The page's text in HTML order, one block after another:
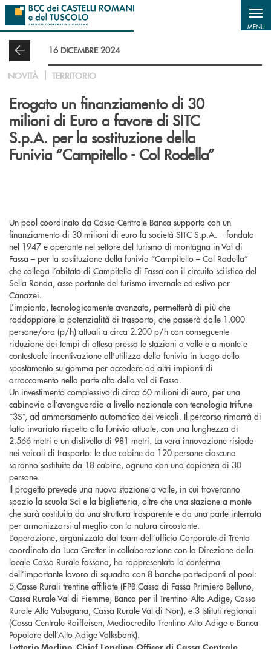
Salta al contenuto principale
MENU
16 DICEMBRE 2024
NOVITÀ TERRITORIO
Erogato un finanziamento di 30
milioni di Euro a favore di SITC
S.p.A. per la sostituzione della
Funivia “Campitello - Col Rodella”
Un pool coordinato da Cassa Centrale Banca supporta con un
finanziamento di 30 milioni di euro la società SITC S.p.A. – fondata
nel 1947 e operante nel settore del turismo di montagna in Val di
Fassa – per la sostituzione della funivia “Campitello – Col Rodella”
che collega l’abitato di Campitello di Fassa con il circuito sciistico del
Sella Ronda, asse portante del turismo invernale ed estivo per
Canazei.
L’impianto, tecnologicamente avanzato, permetterà di più che
raddoppiare la potenzialità di trasporto, che passerà dalle 1.000
persone/ora (p/h) attuali a circa 2.200 p/h con conseguente
riduzione dei tempi di attesa presso le stazioni a valle e a monte e
contestuale incentivazione all'utilizzo della funivia in luogo dello
spostamento su gomma per accedere ad altri impianti di
arroccamento nella parte alta della val di Fassa.
Un investimento complessivo di circa 60 milioni di euro, per una
cabinovia all’avanguardia a livello nazionale con tecnologia trifune
“3S”, ad ammorsamento automatico dei veicoli. Il percorso rimarrà di
fatto invariato rispetto alla funivia attuale, con una lunghezza di
2.566 metri e un dislivello di 981 metri. La vera innovazione risiede
nei veicoli di trasporto: le due cabine da 120 persone ciascuna
saranno sostituite da 18 cabine, ognuna con una capienza di 30
persone.
Il progetto prevede una nuova stazione a valle, in cui troveranno
spazio la scuola Sci e la biglietteria, oltre che una stazione a monte
che sarà costituita da una struttura trasparente e da una parte interrata
per armonizzarsi al meglio con la natura circostante.
L’operazione, organizzata dal team dell’ufficio Corporate di Trento
coordinato da Luca Gretter in collaborazione con la Direzione della
locale Cassa Rurale fassana, ha rappresentato la conferma
dell’importante lavoro di squadra con 8 banche partecipanti al pool:
5 Casse Rurali trentine affiliate (FPB Cassa di Fassa Primiero Belluno,
Cassa Rurale Val di Fiemme, Banca per il Trentino-Alto Adige, Cassa
Rurale Alta Valsugana, Cassa Rurale Val di Non), e 3 Istituti regionali
(Cassa Centrale Raiffeisen, Mediocredito Trentino Alto Adige e Banca
Popolare dell’Alto Adige Volksbank).